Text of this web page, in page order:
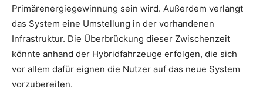
Primärenergiegewinnung sein wird. Außerdem verlangt
das System eine Umstellung in der vorhandenen
Infrastruktur. Die Überbrückung dieser Zwischenzeit
könnte anhand der Hybridfahrzeuge erfolgen, die sich
vor allem dafür eignen die Nutzer auf das neue System
vorzubereiten.